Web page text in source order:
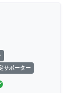
サポーター